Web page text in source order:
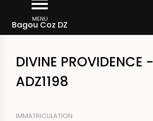
contenu
MENU
Bagou Coz DZ
d'Ariane
Rechercher un bateau
DIVINE PROVIDENCE -
ADZ1198
IMMATRICULATION